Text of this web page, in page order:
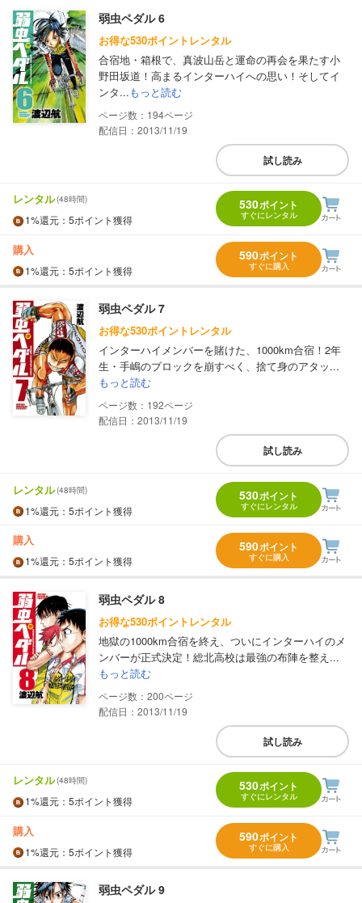
弱虫ペダル 6
お得な530ポイントレンタル
合宿地・箱根で、真波山岳と運命の再会を果たす小
野田坂道！高まるインターハイへの思い！そしてイ
ンタ...もっと読む
194
配信日：2013/11/19
試し読み
レンタル(48時間)
1%還元 ：5ポイント獲得
530ポイント
すぐにレンタル
購入
1%還元 ：5ポイント獲得
590ポイント
すぐに購入
弱虫ペダル 7
お得な530ポイントレンタル
インターハイメンバーを賭けた、1000km合宿！2年
生・手嶋のブロックを崩すべく、捨て身のアタッ...
もっと読む
192
配信日：2013/11/19
試し読み
レンタル(48時間)
1%還元 ：5ポイント獲得
530ポイント
すぐにレンタル
購入
1%還元 ：5ポイント獲得
590ポイント
すぐに購入
弱虫ペダル 8
お得な530ポイントレンタル
地獄の1000km合宿を終え、ついにインターハイのメ
ンバーが正式決定！総北高校は最強の布陣を整え...
もっと読む
200
配信日：2013/11/19
試し読み
レンタル(48時間)
1%還元 ：5ポイント獲得
530ポイント
すぐにレンタル
購入
1%還元 ：5ポイント獲得
590ポイント
すぐに購入
弱虫ペダル 9